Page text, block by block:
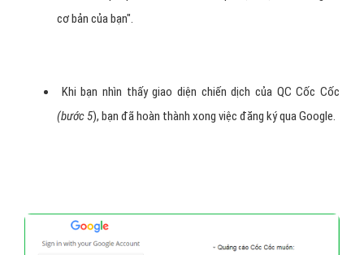
Đăng nhập vào tài khoản Google của bạn, chọn "Tiếp theo"
cơ bản của bạn".